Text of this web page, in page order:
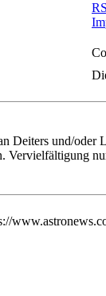
Deiters und/oder
Vervielfältigung